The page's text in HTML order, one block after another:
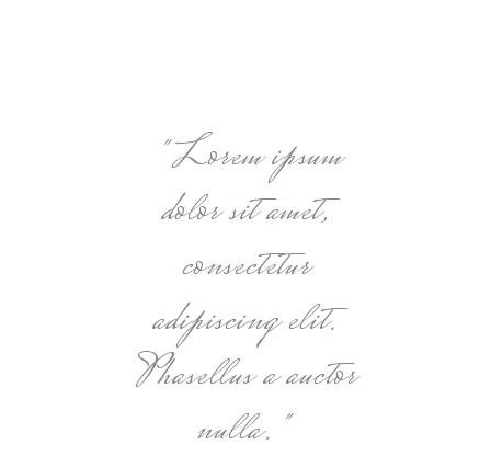
Lorem ipsum
dolor sit amet,
consectetur
adipiscing elit.
Phasellus a auctor
nulla.